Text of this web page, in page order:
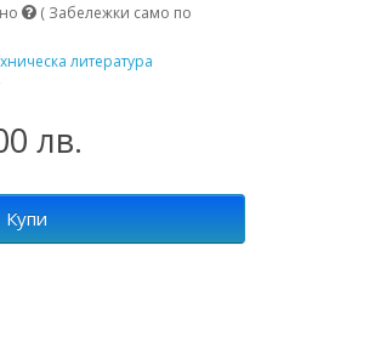
( Забележки само по
литература
лв.
Купи